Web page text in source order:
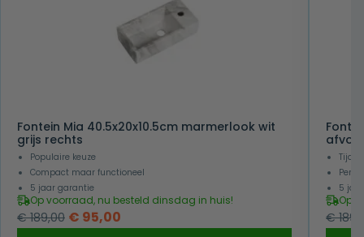
Fontein Mia 40.5x20x10.5cm marmerlook wit
grijs rechts
Populaire keuze
Compact maar functioneel
5 jaar garantie
Op voorraad, nu besteld dinsdag in huis!
€189,00 Oorspronkelijke
€ 95,00
5
Op
€